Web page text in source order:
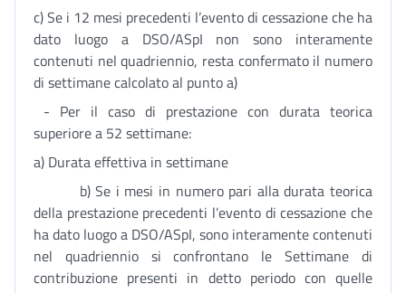
c) Se i 12 mesi precedenti l’evento di cessazione che ha
dato luogo a DSO/ASpI non sono interamente
contenuti nel quadriennio, resta confermato il numero
di settimane calcolato al punto a)
- Per il caso di prestazione con durata teorica
superiore a 52 settimane:
a) Durata effettiva in settimane
b) Se i mesi in numero pari alla durata teorica
della prestazione precedenti l’evento di cessazione che
ha dato luogo a DSO/ASpI, sono interamente contenuti
nel quadriennio si confrontano le Settimane di
contribuzione presenti in detto periodo con quelle